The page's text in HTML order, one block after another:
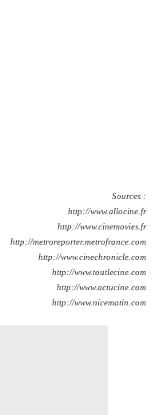
Sources :
http://www.allocine.fr
http://www.cinemovies.fr
http://metroreporter.metrofrance.com
http://www.cinechronicle.com
http://www.toutlecine.com
http://www.actucine.com
http://www.nicematin.com